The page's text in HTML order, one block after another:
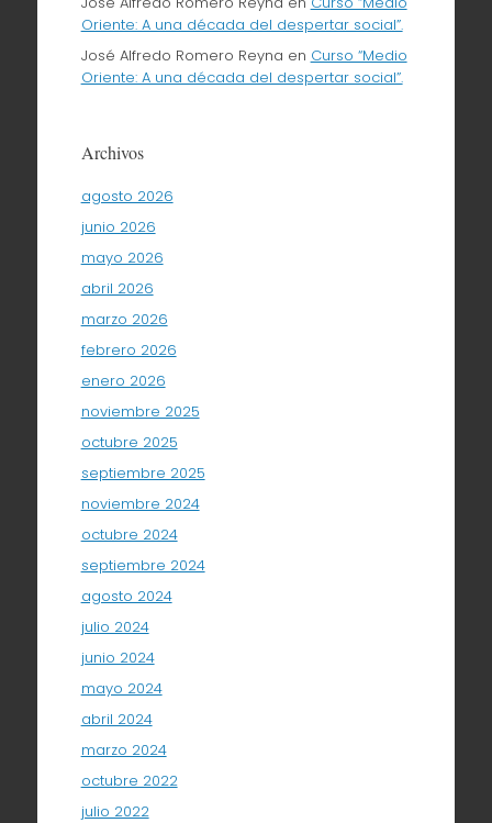
Oriente: A una década del despertar social”.
José Alfredo Romero Reyna en Curso “Medio
Oriente: A una década del despertar social”.
Archivos
agosto 2026
junio 2026
mayo 2026
abril 2026
marzo 2026
febrero 2026
enero 2026
noviembre 2025
octubre 2025
septiembre 2025
noviembre 2024
octubre 2024
septiembre 2024
agosto 2024
julio 2024
junio 2024
mayo 2024
abril 2024
marzo 2024
octubre 2022
julio 2022